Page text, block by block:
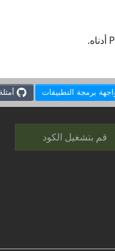
أمثلة
قم بتشغيل الكود